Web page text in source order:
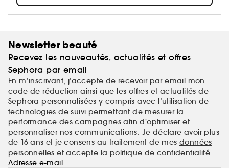
Newsletter beauté
Recevez les nouveautés, actualités et offres
Sephora par email
En m’inscrivant, j’accepte de recevoir par email mon
code de réduction ainsi que les offres et actualités de
Sephora personnalisées y compris avec l’utilisation de
technologies de suivi permettant de mesurer la
performance des campagnes afin d'optimiser et
personnaliser nos communications. Je déclare avoir plus
de 16 ans et je consens au traitement de mes données
personnelleset accepte la politique de confidentialité .
Adresse e-mail